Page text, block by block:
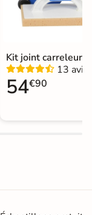
Kit joint carreleur
13 avis
54€90